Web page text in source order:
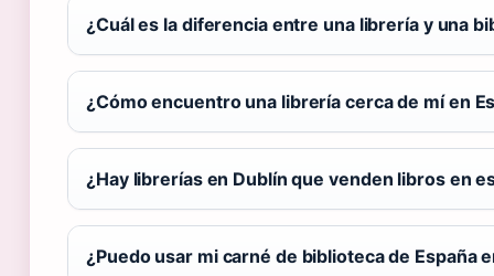
¿Cuál es la diferencia entre una librería y una
¿Cómo encuentro una librería cerca de mí en
¿Hay librerías en Dublín que venden libros en
¿Puedo usar mi carné de biblioteca de España